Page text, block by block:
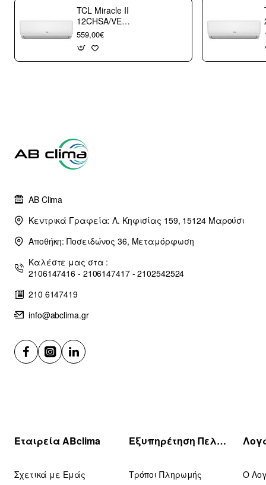
TCL Miracle II
12CHSA/VE
Κλιματιστικό
Τοίχου 12000 btu/h
με WiFi A++/A+++
με 10 χρόνια
559,00€
AB Clima
Κεντρικά Γραφεία: Λ. Κηφισίας 159, 15124 Μαρούσι
Αποθήκη: Ποσειδώνος 36, Μεταμόρφωση
Καλέστε μας στα :
2106147416 - 2106147417 - 2102542524
210 6147419
info@abclima.gr
Εταιρεία ABclima
Σχετικά με Εμάς
Εξυπηρέτηση Πελατών
Τρόποι Πληρωμής
Ο